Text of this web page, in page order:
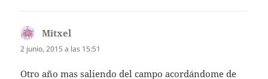
Mitxel
2 junio, 2015 a las 15:51
Otro año mas saliendo del campo acordándome de